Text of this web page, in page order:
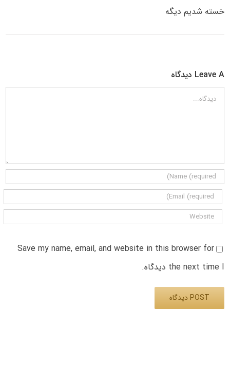
خسته شدیم دیگه
Leave A دیدگاه
دیدگاه
Save my name, email, and website in this browser for
the next time I دیدگاه.